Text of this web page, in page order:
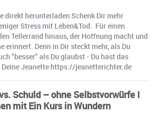
direkt herunterladen Schenk Dir mehr
Stress mit Leben&Tod. ️ Für einen
Tellerrand hinaus, der Hoffnung macht und
erinnert. Denn in Dir steckt mehr, als Du
"besser" als Du glaubst - Du hast das
Jeanette https://jeanetterichter.de
Schuld – ohne Selbstvorwürfe I
mit Ein Kurs in Wundern